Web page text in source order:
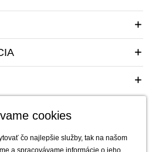
cookies
čo najlepšie služby, tak na našom
a spracovávame informácie o jeho